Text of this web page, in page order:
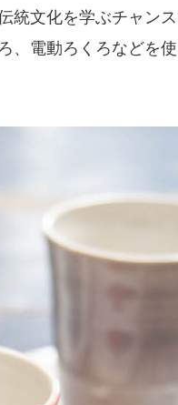
統文化を学ぶチャン
、電動ろくろなどを